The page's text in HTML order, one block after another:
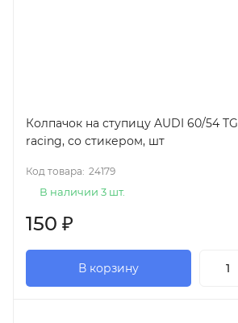
Колпачок на ступицу AUDI 60/54 TG
racing, со стикером, шт
Код товара: 24179
В наличии 3 шт.
150 ₽
В корзину